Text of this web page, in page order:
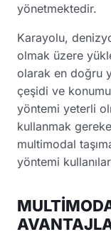
yönetmektedir.
Karayolu,
olmak üzere
olarak en doğru
çeşidi ve
yöntemi yeterli
kullanmak
multimodal
yöntemi